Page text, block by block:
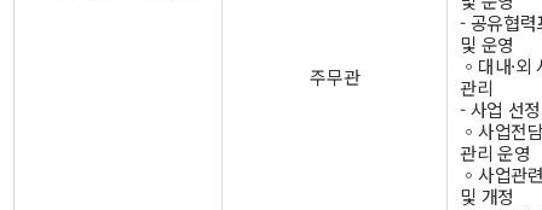
주무관
- 공유협
및 운영
◦대내·외
관리
- 사업 선
◦사업전
관리 운영
◦사업관
및 개정